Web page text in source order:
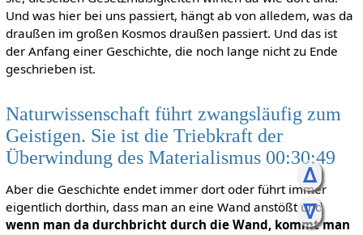
ᐃ
ᐁ
Und was hier bei uns passiert, hängt ab von alledem, was da
draußen im großen Kosmos draußen passiert. Und das ist
der Anfang einer Geschichte, die noch lange nicht zu Ende
geschrieben ist.
Naturwissenschaft führt zwangsläufig zum
Geistigen. Sie ist die Triebkraft der
Überwindung des Materialismus 00:30:49
Aber die Geschichte endet immer dort oder führt immer
eigentlich dorthin, dass man an eine Wand anstößt und
wenn man da durchbricht durch die Wand, kommt man